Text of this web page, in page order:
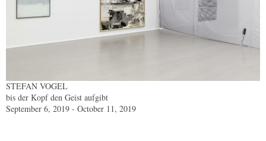
STEFAN VOGEL
bis der Kopf den Geist aufgibt
September 6, 2019 - October 11, 2019